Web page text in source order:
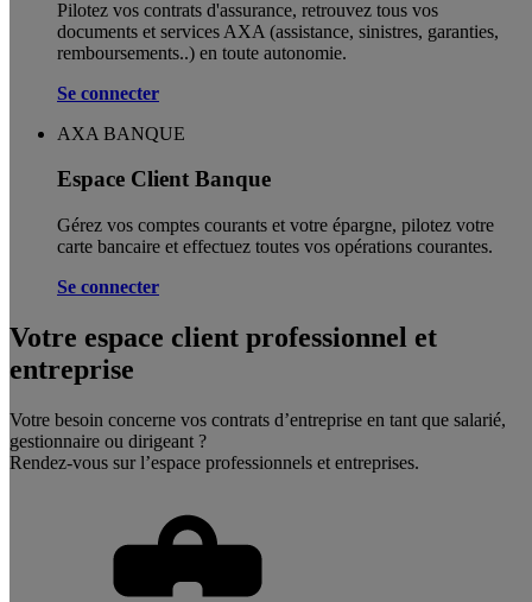
Pilotez vos contrats d'assurance, retrouvez tous vos
documents et services AXA (assistance, sinistres, garanties,
remboursements..) en toute autonomie. ​
Se connecter
AXA BANQUE
Espace Client Banque
Gérez vos comptes courants et votre épargne, pilotez votre
carte bancaire et effectuez toutes vos opérations courantes.
Se connecter
Votre espace client professionnel et
entreprise
Votre besoin concerne vos contrats d’entreprise en tant que salarié,
gestionnaire ou dirigeant ?
Rendez-vous sur l’espace professionnels et entreprises.